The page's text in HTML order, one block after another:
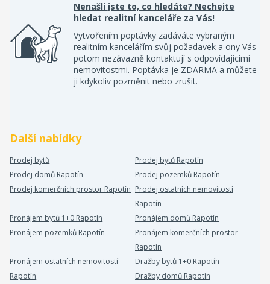
Nenašli jste to, co hledáte? Nechejte
hledat realitní kanceláře za Vás!
Vytvořením poptávky zadáváte vybraným
realitním kancelářím svůj požadavek a ony Vás
potom nezávazně kontaktují s odpovídajícími
nemovitostmi. Poptávka je ZDARMA a můžete
ji kdykoliv pozměnit nebo zrušit.
Další nabídky
Prodej bytů
Prodej bytů Rapotín
Prodej domů Rapotín
Prodej pozemků Rapotín
Prodej komerčních prostor Rapotín Prodej ostatních nemovitostí
Rapotín
Pronájem bytů 1+0 Rapotín
Pronájem domů Rapotín
Pronájem pozemků Rapotín
Pronájem komerčních prostor
Rapotín
Pronájem ostatních nemovitostí
Rapotín
Dražby bytů 1+0 Rapotín
Dražby domů Rapotín